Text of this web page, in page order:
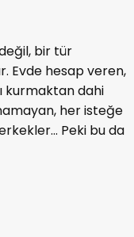
bir tür
Evde hesap veren,
kurmaktan dahi
her isteğe
Peki bu da